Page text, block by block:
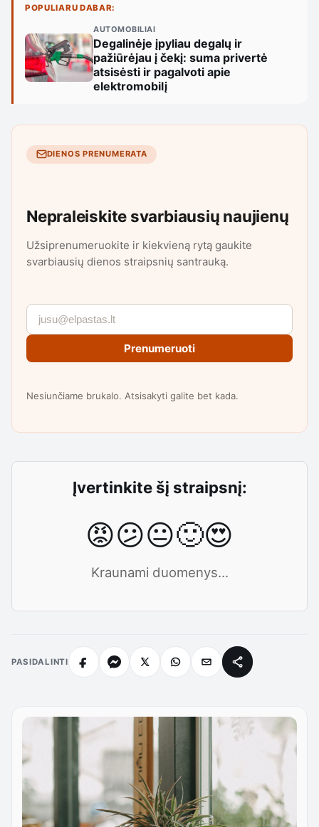
POPULIARU DABAR:
AUTOMOBILIAI
Degalinėje įpyliau degalų ir
pažiūrėjau į čekį: suma privertė
atsisėsti ir pagalvoti apie
elektromobilį
DIENOS PRENUMERATA
Nepraleiskite svarbiausių naujienų
Užsiprenumeruokite ir kiekvieną rytą gaukite
svarbiausių dienos straipsnių santrauką.
Prenumeruoti
Nesiunčiame brukalo. Atsisakyti galite bet kada.
Įvertinkite šį straipsnį:
😡😕😐🙂😍
Kraunami duomenys...
PASIDALINTI